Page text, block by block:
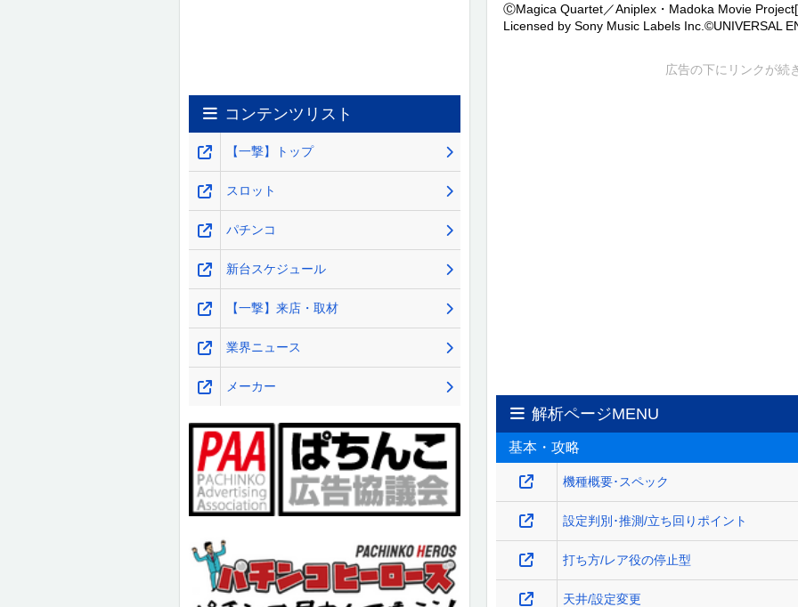
ⒸMagica Quartet／Aniplex・Madoka Movie
Licensed by Sony Music Labels Inc.©UNIVERSAL
広告の下にリンクが続
解析ページMENU
基本・攻略
機種概要･スペック
設定判別･推測/立ち回りポイント
打ち方/レア役の停止型
天井/設定変更
コンテンツリスト
【一撃】トップ
スロット
パチンコ
新台スケジュール
【一撃】来店・取材
業界ニュース
メーカー